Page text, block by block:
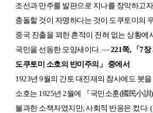
조선과 만주를 발판으로 지나를 장악하고
충돌할 것이 자명하다는 것이 도쿠토미의
중국 진출을 꾀한 흔적이 전혀 없는 상황에
국민을 선동한 모양새이다. ―221쪽, 「7장
도쿠토미 소호의 반미주의 」
중에서
1923년 9월의 간토 대진재의 참사에도 붓
소호는 1925년 2월에
『국민소훈(國民小訓)
불과한 소책자였지만, 사회적 반응은 컸다.